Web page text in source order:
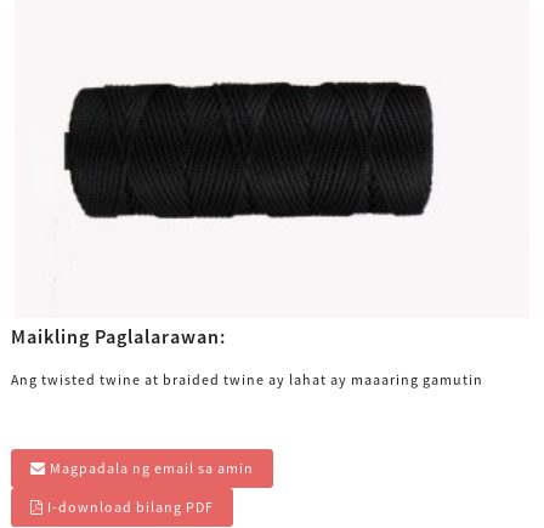
Maikling Paglalarawan:
Ang twisted twine at braided twine ay lahat ay maaaring gamutin
Magpadala ng email sa amin
I-download bilang PDF